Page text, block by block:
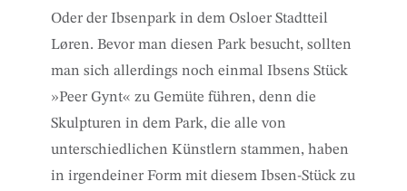
Oder der Ibsenpark in dem Osloer Stadtteil
Løren. Bevor man diesen Park besucht, sollten
man sich allerdings noch einmal Ibsens Stück
»Peer Gynt« zu Gemüte führen, denn die
Skulpturen in dem Park, die alle von
unterschiedlichen Künstlern stammen, haben
in irgendeiner Form mit diesem Ibsen-Stück zu